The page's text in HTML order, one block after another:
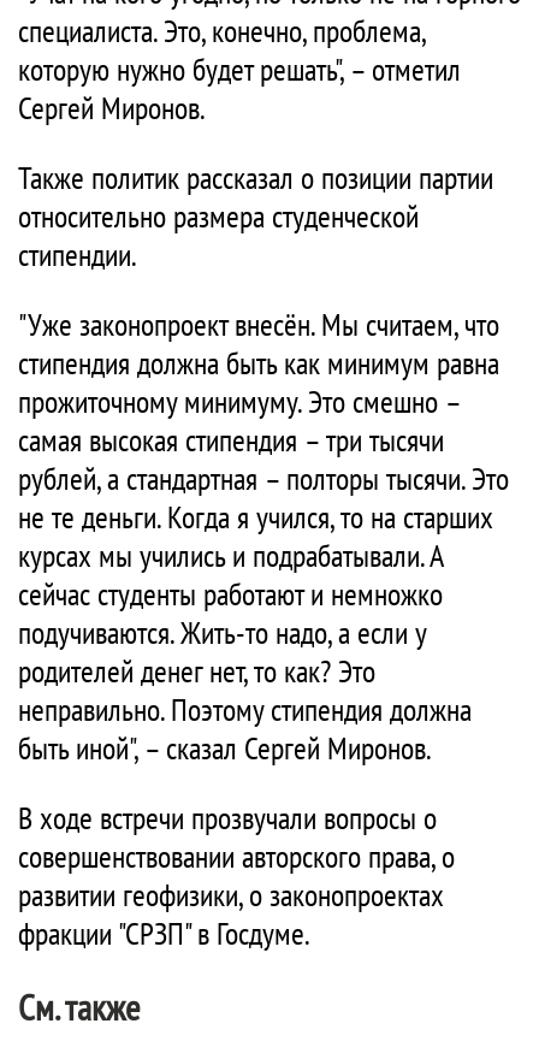
специалиста. Это, конечно, проблема,
которую нужно будет решать", – отметил
Сергей Миронов.
Также политик рассказал о позиции партии
относительно размера студенческой
стипендии.
"Уже законопроект внесён. Мы считаем, что
стипендия должна быть как минимум равна
прожиточному минимуму. Это смешно –
самая высокая стипендия – три тысячи
рублей, а стандартная – полторы тысячи. Это
не те деньги. Когда я учился, то на старших
курсах мы учились и подрабатывали. А
сейчас студенты работают и немножко
подучиваются. Жить-то надо, а если у
родителей денег нет, то как? Это
неправильно. Поэтому стипендия должна
быть иной", – сказал Сергей Миронов.
В ходе встречи прозвучали вопросы о
совершенствовании авторского права, о
развитии геофизики, о законопроектах
фракции "СРЗП" в Госдуме.
См. также